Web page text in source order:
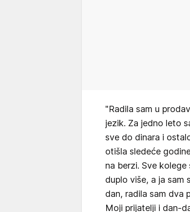
"Radila sam u
jezik. Za jedno leto
sve do dinara i
otišla sledeće
na berzi. Sve
duplo više, a ja sam
dan, radila sam dva
Moji prijatelji i dan-